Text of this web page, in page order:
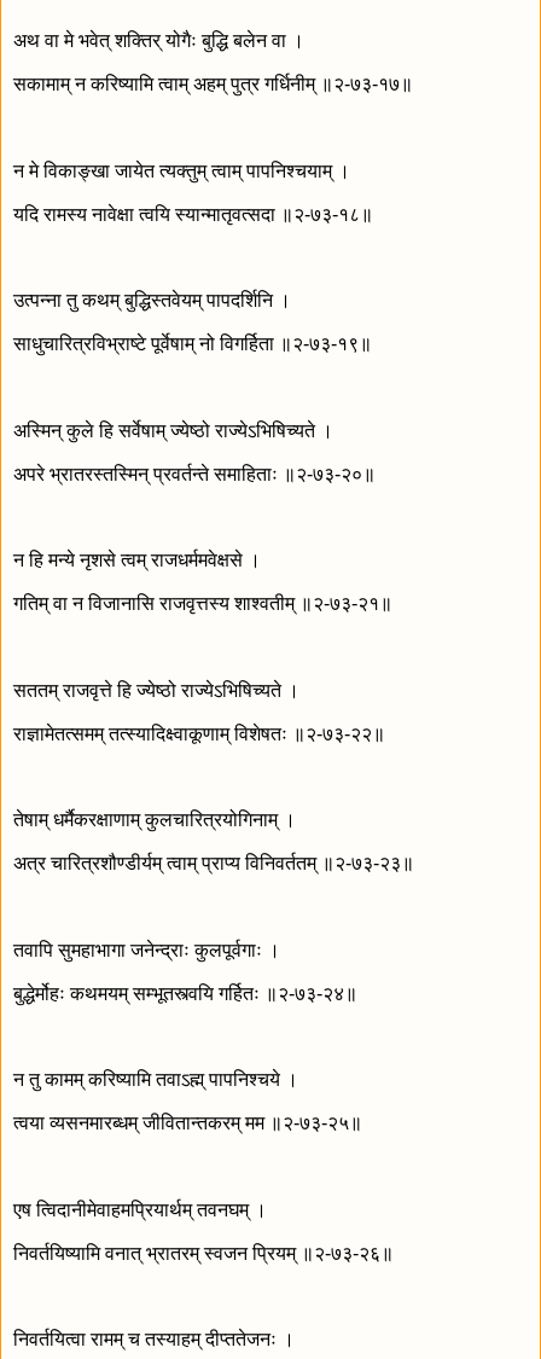
अथ वा मे भवेत् शक्तिर् योगैः बुद्धि बलेन वा ।
सकामाम् न करिष्यामि त्वाम् अहम् पुत्र गर्धिनीम् ॥२-७३-१७॥
न मे विकाङ्खा जायेत त्यक्तुम् त्वाम् पापनिश्चयाम् ।
यदि रामस्य नावेक्षा त्वयि स्यान्मातृवत्सदा ॥२-७३-१८॥
उत्पन्ना तु कथम् बुद्धिस्तवेयम् पापदर्शिनि ।
साधुचारित्रविभ्राष्टे पूर्वेषाम् नो विगर्हिता ॥२-७३-१९॥
अस्मिन् कुले हि सर्वेषाम् ज्येष्ठो राज्येऽभिषिच्यते ।
अपरे भ्रातरस्तस्मिन् प्रवर्तन्ते समाहिताः ॥२-७३-२०॥
न हि मन्ये नृशसे त्वम् राजधर्ममवेक्षसे ।
गतिम् वा न विजानासि राजवृत्तस्य शाश्वतीम् ॥२-७३-२१॥
सततम् राजवृत्ते हि ज्येष्ठो राज्येऽभिषिच्यते ।
राज्ञामेतत्समम् तत्स्यादिक्ष्वाकूणाम् विशेषतः ॥२-७३-२२॥
तेषाम् धर्मैकरक्षाणाम् कुलचारित्रयोगिनाम् ।
अत्र चारित्रशौण्डीर्यम् त्वाम् प्राप्य विनिवर्ततम् ॥२-७३-२३॥
तवापि सुमहाभागा जनेन्द्राः कुलपूर्वगाः ।
बुद्धेर्मोहः कथमयम् सम्भूतस्त्वयि गर्हितः ॥२-७३-२४॥
न तु कामम् करिष्यामि तवाऽह्म् पापनिश्चये ।
त्वया व्यसनमारब्धम् जीवितान्तकरम् मम ॥२-७३-२५॥
एष त्विदानीमेवाहमप्रियार्थम् तवनघम् ।
निवर्तयिष्यामि वनात् भ्रातरम् स्वजन प्रियम् ॥२-७३-२६॥
निवर्तयित्वा रामम् च तस्याहम् दीप्ततेजनः ।